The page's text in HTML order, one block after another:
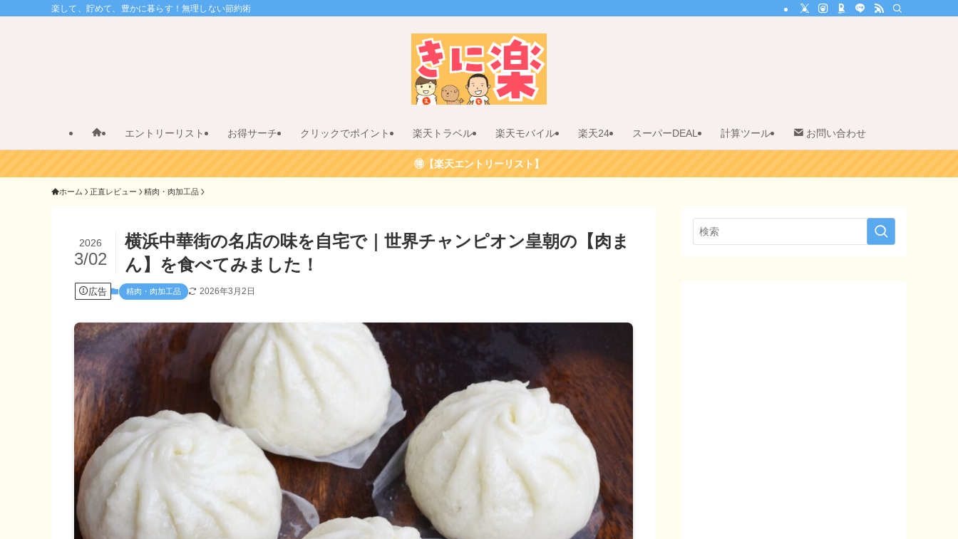
楽して、貯めて、豊かに暮らす！無理しない節約術
エントリーリスト お得サーチ クリックでポイント 楽天トラベル 楽天モバイル 楽天24 スーパーDEAL 計算ツール お問い合わせ
🉐【楽天エントリーリスト】
ホーム 正直レビュー 精肉・肉加工品
横浜中華街の名店の味を自宅で｜世界チャンピオン皇朝の【肉ま
ん】を食べてみました！
2026
3/02
広告 精肉・肉加工品 2026年3月2日